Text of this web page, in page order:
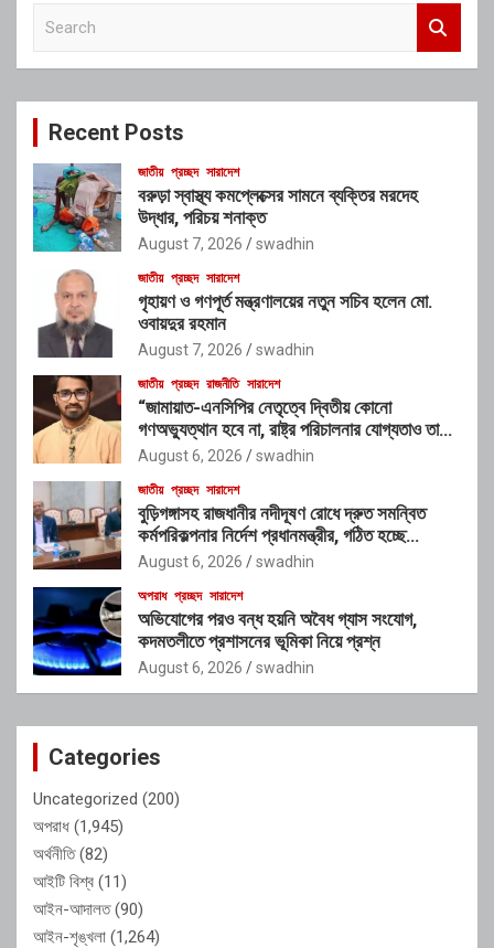
c
Recent Posts
জাতীয় প্রচ্ছদ সারাদেশ
বরুড়া স্বাস্থ্য কমপ্লেক্সের সামনে ব্যক্তির মরদেহ
উদ্ধার, পরিচয় শনাক্ত
August 7, 2026 swadhin
জাতীয় প্রচ্ছদ সারাদেশ
গৃহায়ণ ও গণপূর্ত মন্ত্রণালয়ের নতুন সচিব হলেন মো.
ওবায়দুর রহমান
August 7, 2026 swadhin
জাতীয় প্রচ্ছদ রাজনীতি সারাদেশ
“জামায়াত-এনসিপির নেতৃত্বে দ্বিতীয় কোনো
গণঅভ্যুত্থান হবে না, রাষ্ট্র পরিচালনার যোগ্যতাও তাদের
নেই”: রাশেদ খাঁনের
August 6, 2026 swadhin
জাতীয় প্রচ্ছদ সারাদেশ
বুড়িগঙ্গাসহ রাজধানীর নদীদূষণ রোধে দ্রুত সমন্বিত
কর্মপরিকল্পনার নির্দেশ প্রধানমন্ত্রীর, গঠিত হচ্ছে
আন্তঃসংস্থা সমন্বয় কমিটি
August 6, 2026 swadhin
অপরাধ প্রচ্ছদ সারাদেশ
অভিযোগের পরও বন্ধ হয়নি অবৈধ গ্যাস সংযোগ,
কদমতলীতে প্রশাসনের ভূমিকা নিয়ে প্রশ্ন
August 6, 2026 swadhin
Categories
Uncategorized (200)
অপরাধ (1,945)
অর্থনীতি(82)
আইটি বিশ্ব (11)
আইন-আদালত(90)
আইন-শৃঙ্খলা (1,264)